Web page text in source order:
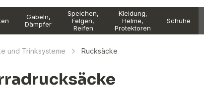
Gabeln,
Dämpfer
Speichen,
Felgen,
Reifen
Kleidung,
Helme,
Protektoren
Schuhe
und Trinksysteme Rucksäcke